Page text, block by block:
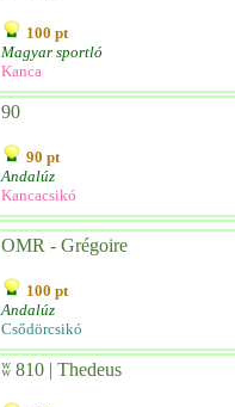
100 pt
Magyar sportló
Kanca
90
90 pt
Andalúz
Kancacsikó
OMR - Grégoire
100 pt
Andalúz
Csődörcsikó
ʬ 810 | Thedeus